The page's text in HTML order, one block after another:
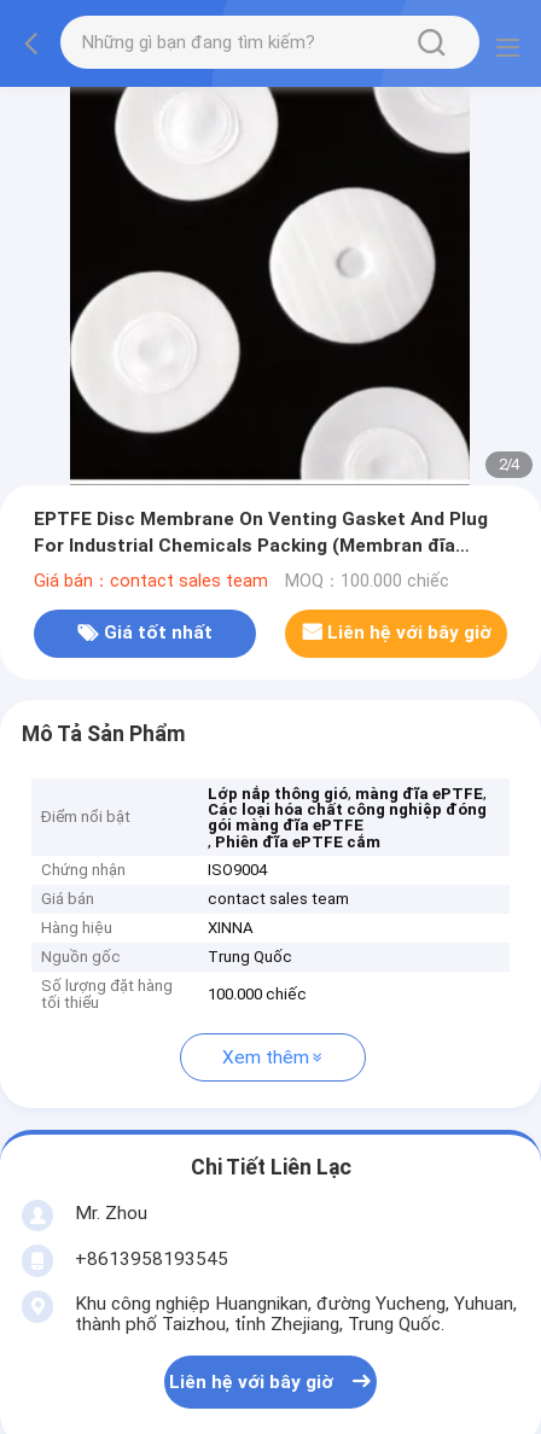
2/4
EPTFE Disc Membrane On Venting Gasket And Plug
For Industrial Chemicals Packing (Membran đĩa
EPTFE trên ống thông gió và nút cắm cho bao bì hóa
Giá bán：contact sales team MOQ：100.000 chiếc
Giá tốt nhất Liên hệ với bây giờ
Mô Tả Sản Phẩm
Điểm nổi bật
Lớp nắp thông gió, màng đĩa ePTFE,
Các loại hóa chất công nghiệp đóng
gói màng đĩa ePTFE
, Phiên đĩa ePTFE cắm
Chứng nhận
ISO9004
Giá bán
contact sales team
Hàng hiệu
XINNA
Nguồn gốc
Trung Quốc
Số lượng đặt hàng
tối thiểu
100.000 chiếc
Xem thêm
Chi Tiết Liên Lạc
Mr. Zhou
+8613958193545
Khu công nghiệp Huangnikan, đường Yucheng, Yuhuan,
thành phố Taizhou, tỉnh Zhejiang, Trung Quốc.
Liên hệ với bây giờ